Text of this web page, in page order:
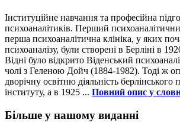
Інституційне навчання та професійна
психоаналітиків. Перший
перша психоаналітична клініка, у яких
психоаналізу, були створені в Берліні в
Відні було відкрито Віденський
чолі з Геленою Дойч (1884-1982). Тоді ж
дворічну освітню діяльність берлінського
інституту, а в 1925 ... Повний опис у
Більше у нашому виданні